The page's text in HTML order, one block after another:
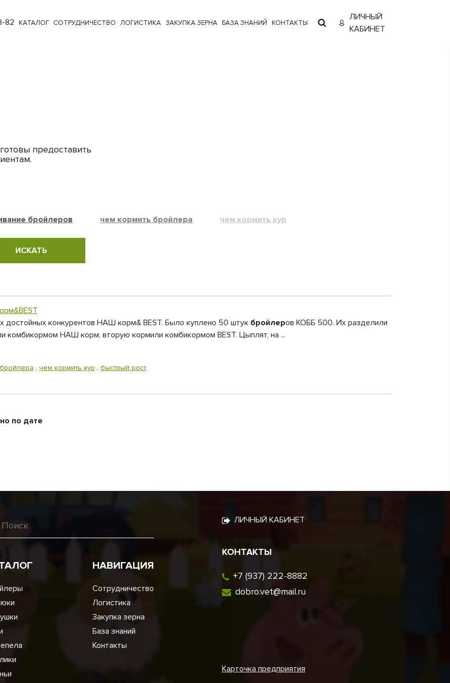
82 КАТАЛОГ СОТРУДНИЧЕСТВО ЛОГИСТИКА ЗАКУПКА ЗЕРНА БАЗА ЗНАНИЙ КОНТАКТЫ
ЛИЧНЫЙ
КАБИНЕТ
предоставить
бройлеров чем кормить бройлера чем кормить кур
достойных конкурентов НАШ корм& BEST. Было куплено 50 штук бройлеров КОББ 500. Их разделили
комбикормом НАШ корм, вторую кормили комбикормом BEST. Цыплят, на ...
, чем кормить кур , быстрый рост
по дате
НАВИГАЦИЯ
Сотрудничество
Логистика
Закупка зерна
База знаний
Контакты
ЛИЧНЫЙ КАБИНЕТ
КОНТАКТЫ
+7 (937) 222-8882
dobro.vet@mail.ru
Карточка предприятия